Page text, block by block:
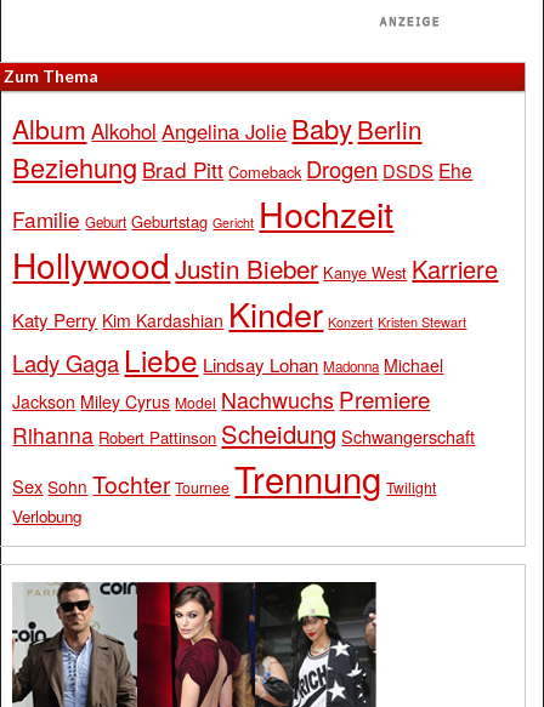
Zum Thema
Album Alkohol Angelina Jolie BabyBerlin
Beziehung Brad Pitt Comeback Drogen DSDS Ehe
Familie Geburt Geburtstag Gericht Hochzeit
Hollywood Justin Bieber Kanye West Karriere
Katy Perry Kim Kardashian Kinder Konzert Kristen Stewart
Lady Gaga Liebe Lindsay Lohan Madonna Michael
Jackson Miley Cyrus Model Nachwuchs Premiere
Rihanna Robert Pattinson Scheidung Schwangerschaft
Sex Sohn Tochter Tournee Trennung Twilight
Verlobung